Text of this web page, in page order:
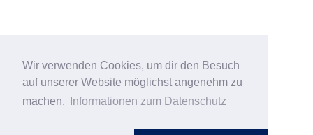
Wir verwenden Cookies, um dir den Besuch
auf unserer Website möglichst angenehm zu
machen.
Informationen zum Datenschutz